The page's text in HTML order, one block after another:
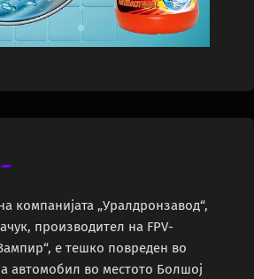
компанијата „Уралдронзавод“,
производител на FPV-
е тешко повреден во
автомобил во местото Болшој